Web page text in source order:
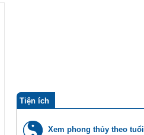
Tiện ích
Xem phong thủy theo tuổi